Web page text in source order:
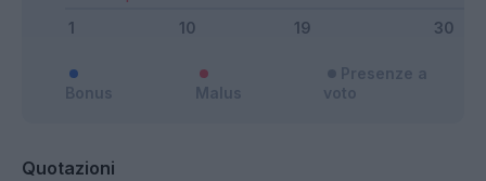
Bonus Malus
Presenze a
voto
Quotazioni